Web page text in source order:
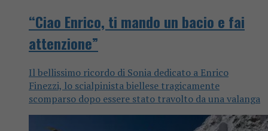
“Ciao Enrico, ti mando un bacio e fai
attenzione”
Il bellissimo ricordo di Sonia dedicato a Enrico
Finezzi, lo scialpinista biellese tragicamente
scomparso dopo essere stato travolto da una valanga